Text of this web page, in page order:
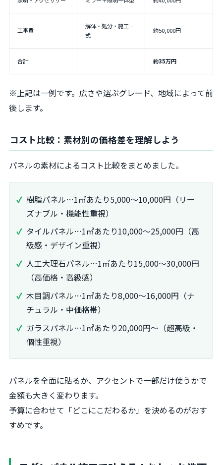
工事費
解体・処分・施工一
式
約50,000円
合計 約35万円
※上記は一例です。広さや選ぶグレード、地域によって前
後します。
コスト比較：素材別の価格差を理解しよう
パネルの素材によるコスト比較をまとめました。
樹脂パネル…1㎡あたり5,000～10,000円（リー
ズナブル・機能性重視）
タイルパネル…1㎡あたり10,000～25,000円（高
級感・デザイン重視）
人工大理石パネル…1㎡あたり15,000～30,000円
（高価格・高級感）
木目調パネル…1㎡あたり8,000～16,000円（ナ
チュラル・中価格帯）
ガラスパネル…1㎡あたり20,000円～（超高級・
個性重視）
パネルを全面に貼るか、アクセントで一部だけ使うかで
金額も大きく変わります。
予算に合わせて「どこにこだわるか」を決めるのがおす
すめです。